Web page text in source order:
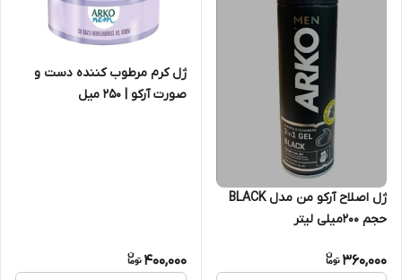
ژل اصلاح آرکو من مدل BLACK
حجم 200میلی لیتر
360,000
ژل کرم مرطوب کننده دست و
صورت آرکو | ۲۵۰ میل
400,000